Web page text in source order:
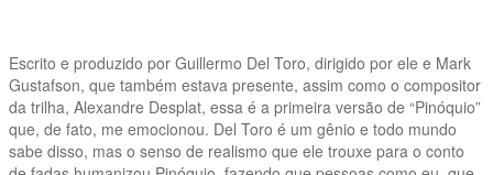
Escrito e produzido por Guillermo Del Toro, dirigido por ele e Mark
Gustafson, que também estava presente, assim como o compositor
da trilha, Alexandre Desplat, essa é a primeira versão de “Pinóquio”
que, de fato, me emocionou. Del Toro é um gênio e todo mundo
sabe disso, mas o senso de realismo que ele trouxe para o conto